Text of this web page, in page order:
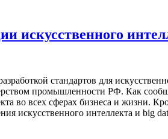
искусственного
стандартов для
промышленности РФ. Как
во всех сферах бизнеса и жизни.
искусственного интеллекта и big